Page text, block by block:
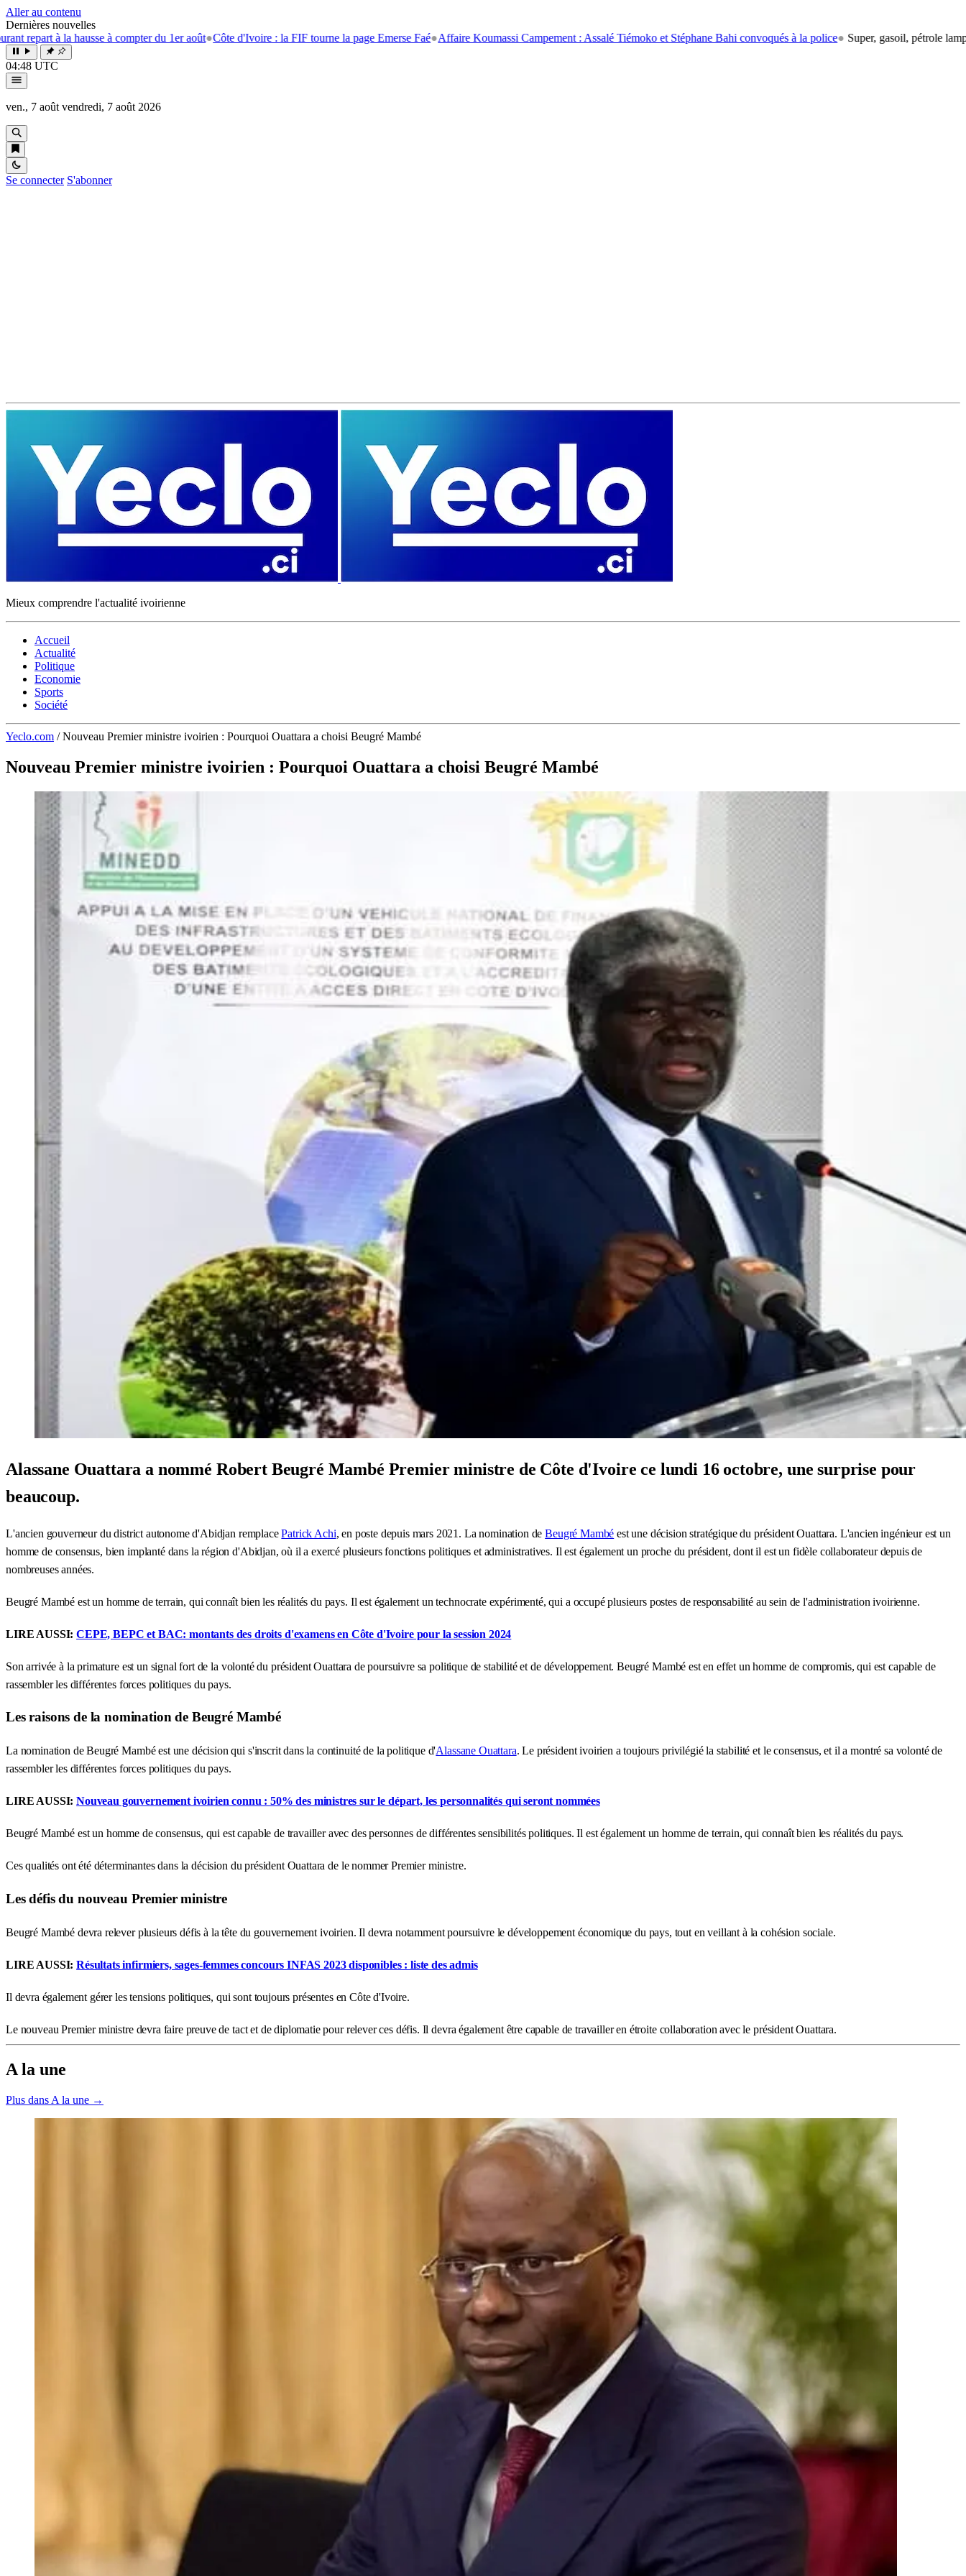
Aller au contenu
Dernières nouvelles
à la hausse à compter du 1er août●Côte d'Ivoire : la FIF tourne la page Emerse Faé●Affaire Koumassi Campement : Assalé Tiémoko et Stéphane Bahi convoqués à la police● Super, gasoil, pétrole lampant: le
04:48 UTC
ven., 7 août vendredi, 7 août 2026
Se connecter S'abonner
Mieux comprendre l'actualité ivoirienne
Accueil
Actualité
Politique
Economie
Sports
Société
Yeclo.com / Nouveau Premier ministre ivoirien : Pourquoi Ouattara a choisi Beugré Mambé
Nouveau Premier ministre ivoirien : Pourquoi Ouattara a choisi Beugré Mambé
Alassane Ouattara a nommé Robert Beugré Mambé Premier ministre de Côte d'Ivoire ce lundi 16 octobre, une surprise pour
beaucoup.
L'ancien gouverneur du district autonome d'Abidjan remplacePatrick Achi, en poste depuis mars 2021. La nomination deBeugré Mambé est une décision stratégique du président Ouattara. L'ancien ingénieur est un
homme de consensus, bien implanté dans la région d'Abidjan, où il a exercé plusieurs fonctions politiques et administratives. Il est également un proche du président, dont il est un fidèle collaborateur depuis de
nombreuses années.
Beugré Mambé est un homme de terrain, qui connaît bien les réalités du pays. Il est également un technocrate expérimenté, qui a occupé plusieurs postes de responsabilité au sein de l'administration ivoirienne.
LIRE AUSSI:CEPE, BEPC et BAC: montants des droits d'examens en Côte d'Ivoire pour la session 2024
Son arrivée à la primature est un signal fort de la volonté du président Ouattara de poursuivre sa politique de stabilité et de développement. Beugré Mambé est en effet un homme de compromis, qui est capable de
rassembler les différentes forces politiques du pays.
Les raisons de la nomination de Beugré Mambé
La nomination de Beugré Mambé est une décision qui s'inscrit dans la continuité de la politique d'Alassane Ouattara. Le président ivoirien a toujours privilégié la stabilité et le consensus, et il a montré sa volonté de
rassembler les différentes forces politiques du pays.
LIRE AUSSI:Nouveau gouvernement ivoirien connu : 50% des ministres sur le départ, les personnalités qui seront nommées
Beugré Mambé est un homme de consensus, qui est capable de travailler avec des personnes de différentes sensibilités politiques. Il est également un homme de terrain, qui connaît bien les réalités du pays.
Ces qualités ont été déterminantes dans la décision du président Ouattara de le nommer Premier ministre.
Les défis du nouveau Premier ministre
Beugré Mambé devra relever plusieurs défis à la tête du gouvernement ivoirien. Il devra notamment poursuivre le développement économique du pays, tout en veillant à la cohésion sociale.
LIRE AUSSI:Résultats infirmiers, sages-femmes concours INFAS 2023 disponibles : liste des admis
Il devra également gérer les tensions politiques, qui sont toujours présentes en Côte d'Ivoire.
Le nouveau Premier ministre devra faire preuve de tact et de diplomatie pour relever ces défis. Il devra également être capable de travailler en étroite collaboration avec le président Ouattara.
A la une
Plus dans A la une →